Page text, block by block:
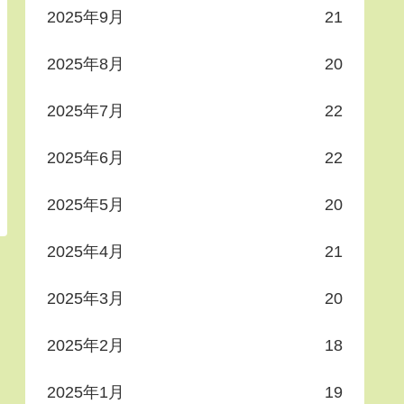
2025年9月 21
2025年8月 20
2025年7月 22
2025年6月 22
2025年5月 20
2025年4月 21
2025年3月 20
2025年2月 18
2025年1月 19